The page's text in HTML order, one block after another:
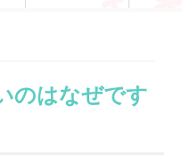
のはなぜです